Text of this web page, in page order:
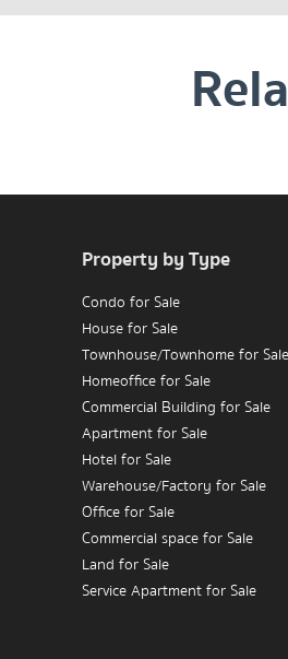
Property by Type
Condo for Sale
House for Sale
Townhouse/Townhome for Sale
Homeoffice for Sale
Commercial Building for Sale
Apartment for Sale
Hotel for Sale
Warehouse/Factory for Sale
Office for Sale
Commercial space for Sale
Land for Sale
Service Apartment for Sale